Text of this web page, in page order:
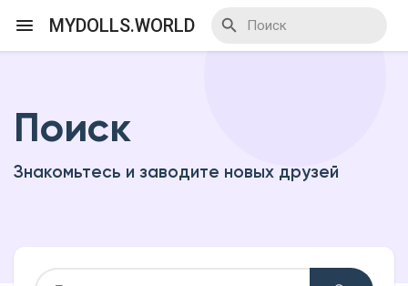
MYDOLLS.WORLD
Я организатор
Поиск
Знакомьтесь и заводите новых друзей